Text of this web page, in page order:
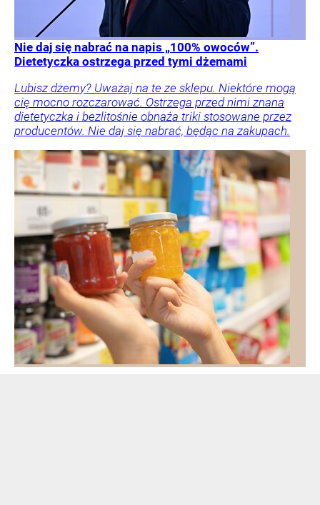
Nie daj się nabrać na napis „100% owoców”.
Dietetyczka ostrzega przed tymi dżemami
Lubisz dżemy? Uważaj na te ze sklepu. Niektóre mogą
cię mocno rozczarować. Ostrzega przed nimi znana
dietetyczka i bezlitośnie obnaża triki stosowane przez
producentów. Nie daj się nabrać, będąc na zakupach.